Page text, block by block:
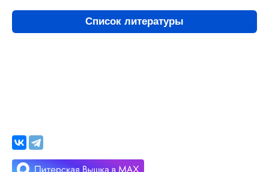
Список литературы